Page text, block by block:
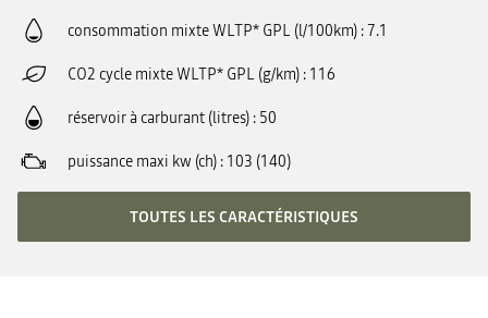
consommation mixte WLTP* GPL (l/100km) 7.1
CO2 cycle mixte WLTP* GPL (g/km) 116
réservoir à carburant (litres) 50
puissance maxi kw (ch) 103 (140)
TOUTES LES CARACTÉRISTIQUES